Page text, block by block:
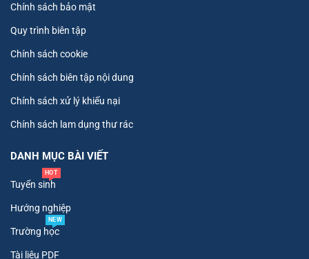
Chính sách bảo mật
Quy trình biên tập
Chính sách cookie
Chính sách biên tập nội dung
Chính sách xử lý khiếu nại
Chính sách lam dụng thư rác
DANH MỤC BÀI VIẾT
Tuyển sinh
HOT
Hướng nghiệp
Trường học
NEW
Tài liệu PDF